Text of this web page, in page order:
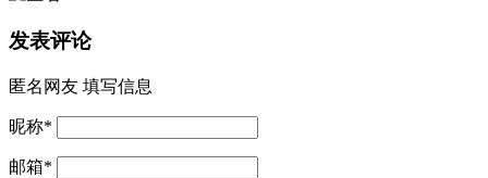
发表评论
匿名网友 填写信息
昵称*
邮箱*